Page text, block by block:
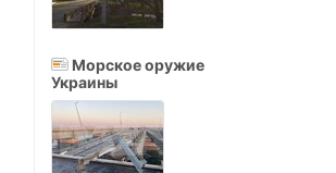
Морское оружие
Украины